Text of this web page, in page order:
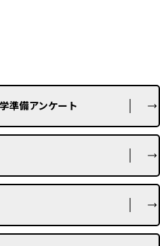
準備アンケート